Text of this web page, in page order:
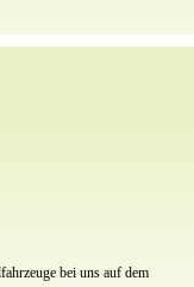
bei uns auf dem